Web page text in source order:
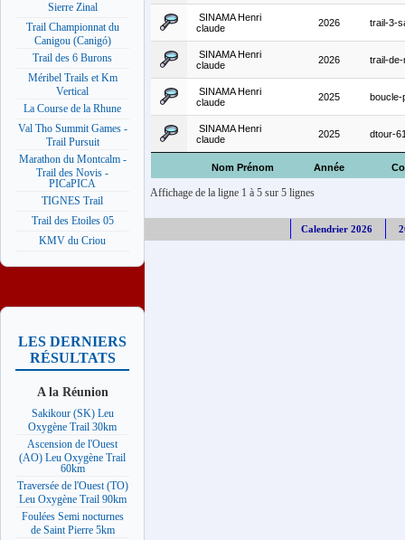
Sierre Zinal
Trail Championnat du
Canigou (Canigó)
Trail des 6 Burons
Méribel Trails et Km
Vertical
La Course de la Rhune
Val Tho Summit Games -
Trail Pursuit
Marathon du Montcalm -
Trail des Novis -
PICaPICA
TIGNES Trail
Trail des Etoiles 05
KMV du Criou
LES DERNIERS
RÉSULTATS
A la Réunion
Sakikour (SK) Leu
Oxygène Trail 30km
Ascension de l'Ouest
(AO) Leu Oxygène Trail
60km
Traversée de l'Ouest (TO)
Leu Oxygène Trail 90km
Foulées Semi nocturnes
de Saint Pierre 5km
Nom Prénom Année
SINAMA Henri
claude
2026 trail-3-
SINAMA Henri
claude
2026 trail-de-
SINAMA Henri
claude
2025 boucle-
SINAMA Henri
claude
2025 dtour-
Affichage de la ligne 1 à 5 sur 5 lignes
Calendrier 2026